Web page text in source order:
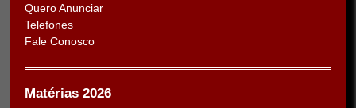
Quero Anunciar
Telefones
Fale Conosco
Matérias 2026